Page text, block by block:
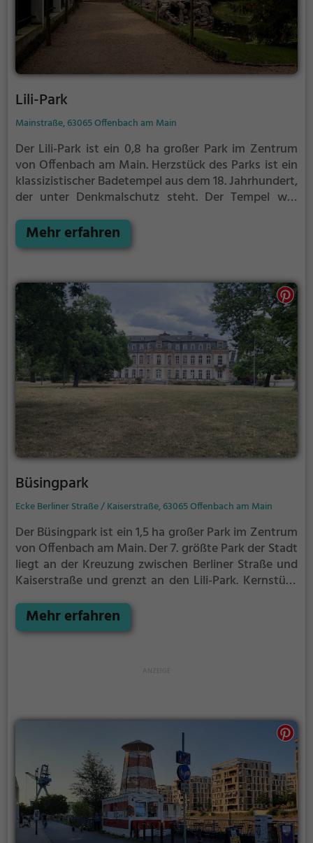
Lili-Park
Mainstraße, 63065 Offenbach am Main
Der Lili-Park ist ein 0,8 ha großer Park im Zentrum
von Offenbach am Main. Herzstück des Parks ist ein
klassizistischer Badetempel aus dem 18. Jahrhundert,
der unter Denkmalschutz steht. Der Tempel war
jedoch in den heutigen Park zurückversetzt.
Mehr erfahren
Büsingpark
Ecke Berliner Straße / Kaiserstraße, 63065 Offenbach am Main
Der Büsingpark ist ein 1,5 ha großer Park im Zentrum
von Offenbach am Main.Der 7. größte Park der Stadt
liegt an der Kreuzung zwischen Berliner Straße und
Kaiserstraße und grenzt an den Lili-Park. Kernstück
dem der Park als Kulturdenkmal unter
Denkmalschutz steht.
Mehr erfahren